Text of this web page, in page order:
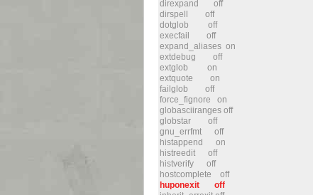
direxpand off
dirspell off
dotglob off
execfail off
expand_aliases on
extdebug off
extglob on
extquote on
failglob off
force_fignore on
globasciiranges off
globstar off
gnu_errfmt off
histappend on
histreedit off
histverify off
hostcomplete off
huponexit off